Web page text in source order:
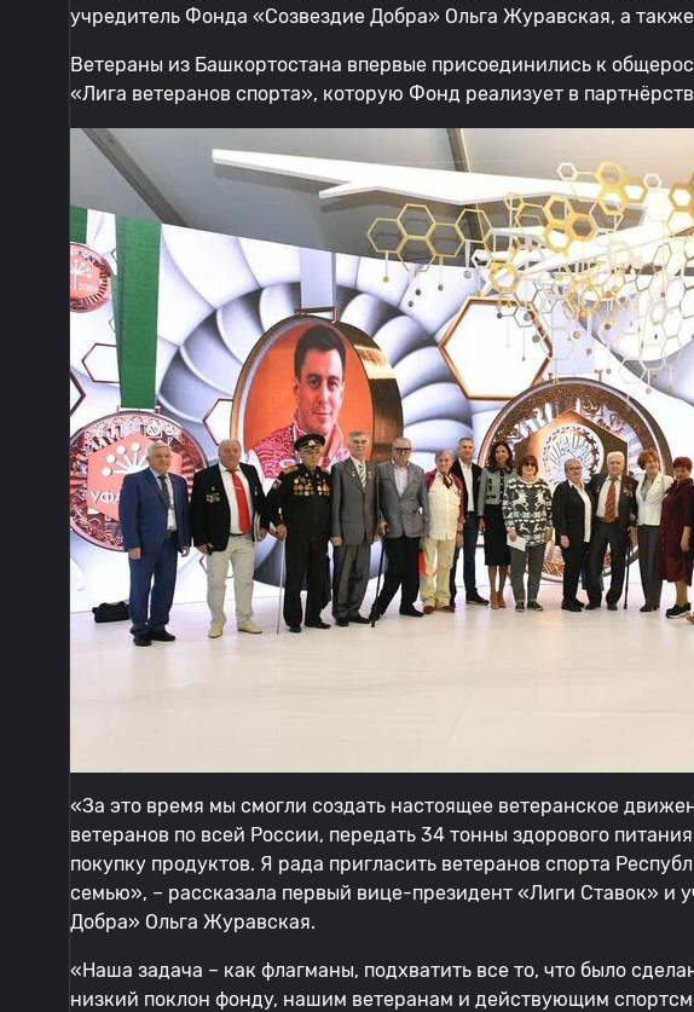
учредитель Фонда «Созвездие Добра» Ольга Журавская, а
Ветераны из Башкортостана впервые присоединились к
«Лига ветеранов спорта», которую Фонд реализует в
«За это время мы смогли создать настоящее ветеранское
ветеранов по всей России, передать 34 тонны здорового
покупку продуктов. Я рада пригласить ветеранов спорта
семью», – рассказала первый вице-президент «Лиги Ставок» и
Добра» Ольга Журавская.
«Наша задача – как флагманы, подхватить все то, что было
низкий поклон фонду, нашим ветеранам и действующим